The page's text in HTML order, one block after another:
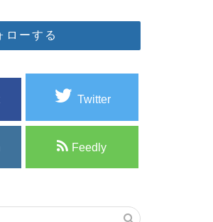
ローする
Twitter
Feedly